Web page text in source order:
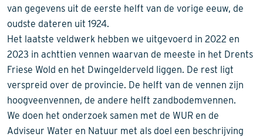
van gegevens uit de eerste helft van de vorige eeuw, de
oudste dateren uit 1924.
Het laatste veldwerk hebben we uitgevoerd in 2022 en
2023 in achttien vennen waarvan de meeste in het Drents
Friese Wold en het Dwingelderveld liggen. De rest ligt
verspreid over de provincie. De helft van de vennen zijn
hoogveenvennen, de andere helft zandbodemvennen.
We doen het onderzoek samen met de WUR en de
Adviseur Water en Natuur met als doel een beschrijving